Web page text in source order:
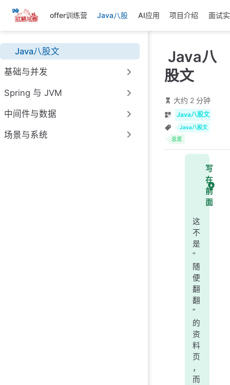
跳
至
主
要
內
容
offer训练营 Java八股 AI应用 项目介绍 面试
Java八股文
基础与并发
Spring 与 JVM
中间件与数据
场景与系统
Java八
股文
大约 2 分钟
Java八股文
Java八股文
总览
写
在
前
面
这
不
是
“
随
便
翻
翻
”
的
资
料
页
，
而